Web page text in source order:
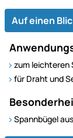
Auf einen
zum leichteren
für Draht und
Spannbügel